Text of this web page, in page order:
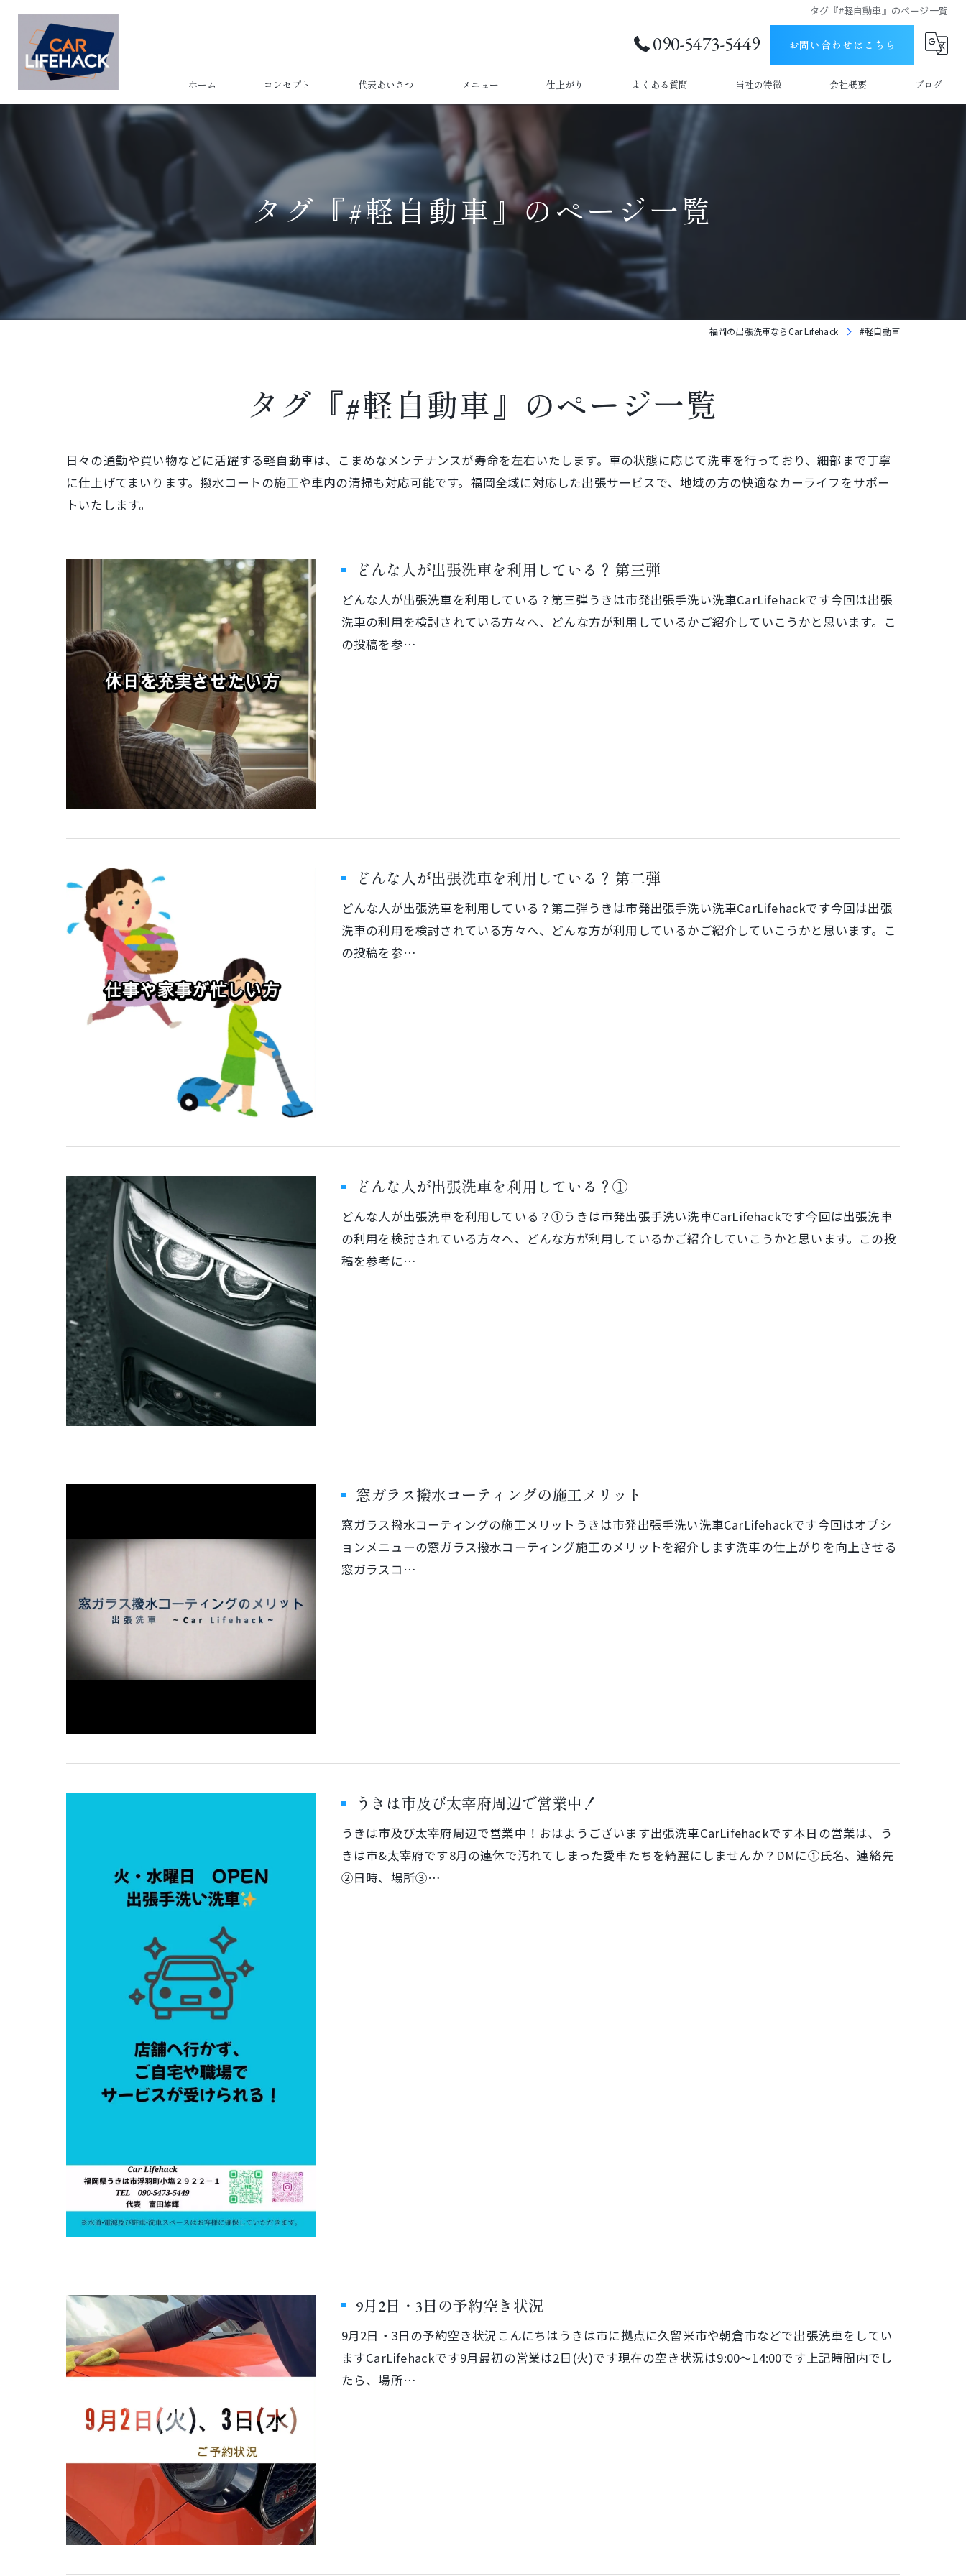
タグ『#軽自動車』のページ一覧
090-5473-5449 お問い合わせはこちら
ホーム コンセプト 代表あいさつ メニュー 仕上がり よくある質問 当社の特徴 会社概要 ブログ
タグ『#軽自動車』のページ一覧
福岡の出張洗車ならCar Lifehack #軽自動車
タグ『#軽自動車』のページ一覧
日々の通勤や買い物などに活躍する軽自動車は、こまめなメンテナンスが寿命を左右いたします。車の状態に応じて洗車を行っており、細部まで丁寧
に仕上げてまいります。撥水コートの施工や車内の清掃も対応可能です。福岡全域に対応した出張サービスで、地域の方の快適なカーライフをサポー
トいたします。
どんな人が出張洗車を利用している？ 第三弾
どんな人が出張洗車を利用している？第三弾うきは市発出張手洗い洗車CarLifehackです今回は出張
洗車の利用を検討されている方々へ、どんな方が利用しているかご紹介していこうかと思います。こ
の投稿を参…
どんな人が出張洗車を利用している？ 第二弾
どんな人が出張洗車を利用している？第二弾うきは市発出張手洗い洗車CarLifehackです今回は出張
洗車の利用を検討されている方々へ、どんな方が利用しているかご紹介していこうかと思います。こ
の投稿を参…
どんな人が出張洗車を利用している？①
どんな人が出張洗車を利用している？①うきは市発出張手洗い洗車CarLifehackです今回は出張洗車
の利用を検討されている方々へ、どんな方が利用しているかご紹介していこうかと思います。この投
稿を参考に…
窓ガラス撥水コーティングの施工メリット
窓ガラス撥水コーティングの施工メリットうきは市発出張手洗い洗車CarLifehackです今回はオプシ
ョンメニューの窓ガラス撥水コーティング施工のメリットを紹介します洗車の仕上がりを向上させる
窓ガラスコ…
うきは市及び太宰府周辺で営業中！
うきは市及び太宰府周辺で営業中！おはようございます出張洗車CarLifehackです本日の営業は、う
きは市&太宰府です8月の連休で汚れてしまった愛車たちを綺麗にしませんか？DMに①氏名、連絡先
②日時、場所③…
9月2日・3日の予約空き状況
9月2日・3日の予約空き状況こんにちはうきは市に拠点に久留米市や朝倉市などで出張洗車をしてい
ますCarLifehackです9月最初の営業は2日(火)です現在の空き状況は9:00～14:00です上記時間内でし
たら、場所…
ご予約はこちら